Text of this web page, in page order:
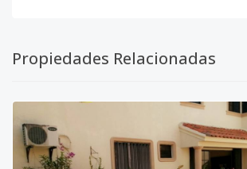
Propiedades Relacionadas